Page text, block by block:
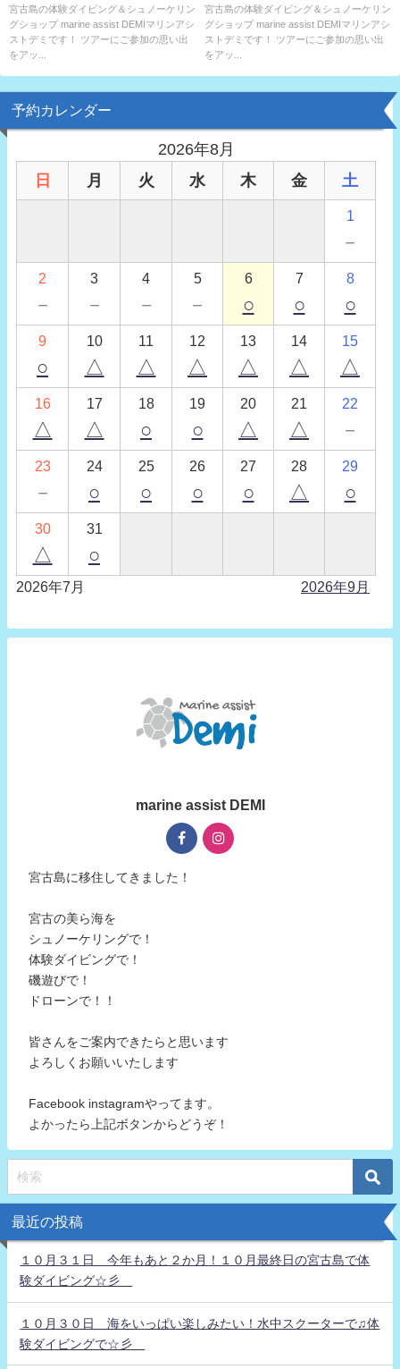
ビングに楽しい時間いっぱい
♡
宮古島の体験ダイビング＆シュノーケリン
グショップ marine assist DEMIマリンアシ
ストデミです！ ツアーにご参加の思い出
をアッ...
宮古島の体験ダイビング＆シュノーケリン
グショップ marine assist DEMIマリンアシ
ストデミです！ ツアーにご参加の思い出
をアッ...
予約カレンダー
2026年8月
日
月 火 水 木 金 土
1
－
2
－
3
－
4
－
5
－
6
○
7
○
8
○
9
○
10
△
11
△
12
△
13
△
14
△
15
△
16
△
17
△
18
○
19
○
20
△
21
△
22
－
23
－
24
○
25
○
26
○
27
○
28
△
29
○
30
△
31
○
2026年7月 2026年9月
marine assist DEMI
宮古島に移住してきました！
宮古の美ら海を
シュノーケリングで！
体験ダイビングで！
磯遊びで！
ドローンで！！
皆さんをご案内できたらと思います
よろしくお願いいたします
Facebook instagramやってます。
よかったら上記ボタンからどうぞ！
最近の投稿
１０月３１日 今年もあと２か月！１０月最終日の宮古島で体
験ダイビング☆彡
１０月３０日 海をいっぱい楽しみたい！水中スクーターで♫体
験ダイビングで☆彡